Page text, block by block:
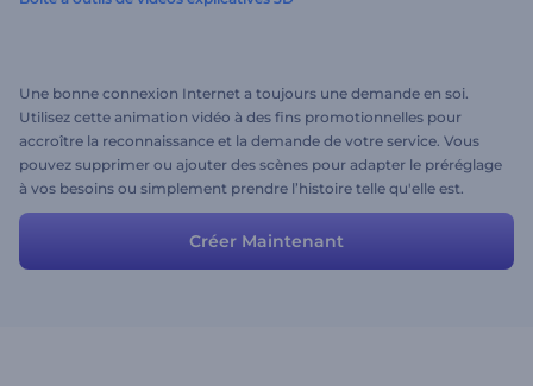
Une bonne connexion Internet a toujours une demande en soi.
Utilisez cette animation vidéo à des fins promotionnelles pour
accroître la reconnaissance et la demande de votre service. Vous
pouvez supprimer ou ajouter des scènes pour adapter le préréglage
à vos besoins ou simplement prendre l’histoire telle qu'elle est.
Créer Maintenant